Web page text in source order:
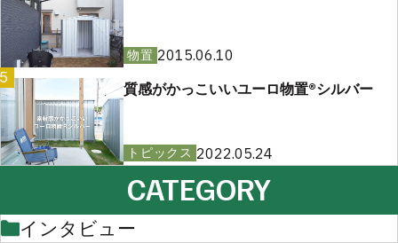
物置 2015.06.10
質感がかっこいいユーロ物置®︎シルバー
トピックス 2022.05.24
CATEGORY
インタビュー